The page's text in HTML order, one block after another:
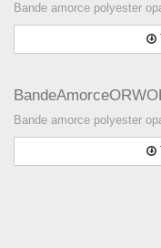
Bande amorce polyester
Bande amorce polyester